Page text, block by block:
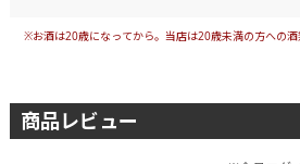
※お酒は20歳になってから。当店は20歳未満の方への酒
商品レビュー